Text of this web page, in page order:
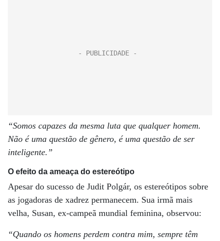
“Somos capazes da mesma luta que qualquer homem.
Não é uma questão de gênero, é uma questão de ser
inteligente.”
O efeito da ameaça do estereótipo
Apesar do sucesso de Judit Polgár, os estereótipos sobre
as jogadoras de xadrez permanecem. Sua irmã mais
velha, Susan, ex-campeã mundial feminina, observou:
“Quando os homens perdem contra mim, sempre têm